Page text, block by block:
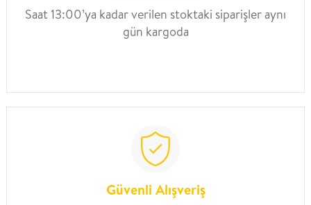
Saat 13:00’ya kadar verilen stoktaki siparişler aynı
gün kargoda
Güvenli Alışveriş